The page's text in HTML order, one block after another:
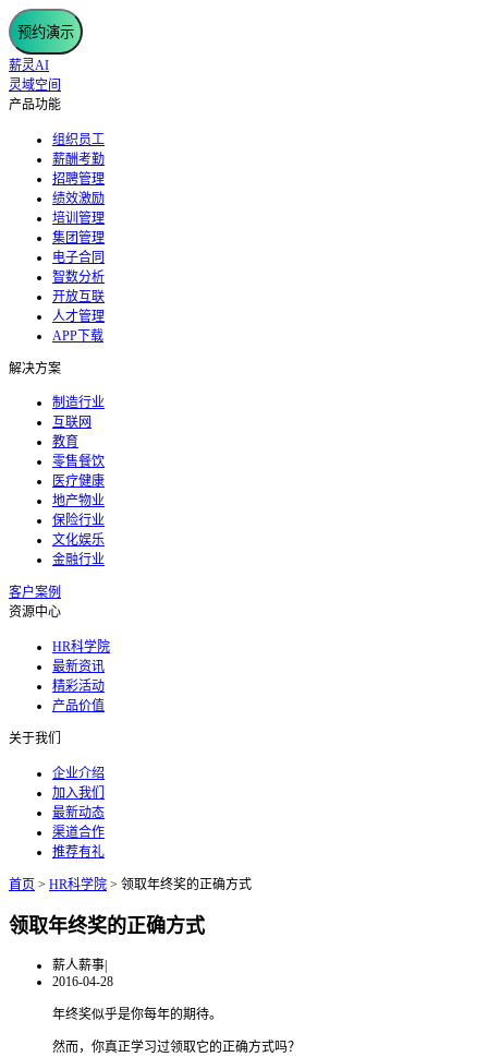
预约演示
薪灵AI
灵域空间
产品功能
组织员工
薪酬考勤
招聘管理
绩效激励
培训管理
集团管理
电子合同
智数分析
开放互联
人才管理
APP下载
解决方案
制造行业
互联网
教育
零售餐饮
医疗健康
地产物业
保险行业
文化娱乐
金融行业
客户案例
资源中心
HR科学院
最新资讯
精彩活动
产品价值
关于我们
企业介绍
加入我们
最新动态
渠道合作
推荐有礼
首页 > HR科学院 > 领取年终奖的正确方式
领取年终奖的正确方式
薪人薪事|
2016-04-28
年终奖似乎是你每年的期待。
然而，你真正学习过领取它的正确方式吗？